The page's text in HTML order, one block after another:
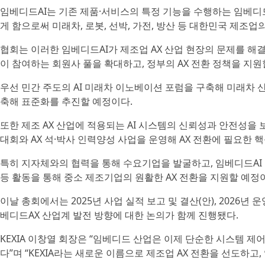
임베디드AI는 기존 제품·서비스의 특정 기능을 수행하는 임베
게 함으로써 미래차, 로봇, 선박, 가전, 방산 등 대한민국 제조
협회는 이러한 임베디드AI가 제조업 AX 산업 현장의 문제를
이 참여하는 회원사 풀을 확대하고, 정부의 AX 전환 정책을 지
우선 민간 주도의 AI 미래차 이노베이션 포럼을 구축해 미래차
축해 표준화를 추진할 예정이다.
또한 제조 AX 산업에 적용되는 AI 시스템의 신뢰성과 안전성을
대회와 AX 석·박사 인력양성 사업을 운영해 AX 전환에 필요한
특히 지자체와의 협력을 통해 수요기업을 발굴하고, 임베디드
등 활동을 통해 중소 제조기업의 원활한 AX 전환을 지원할 예정
이날 총회에서는 2025년 사업 실적 보고 및 결산(안), 2026년
베디드AX 산업계 발전 방향에 대한 논의가 함께 진행됐다.
KEXIA 이창열 회장은 “임베디드 산업은 이제 단순한 시스템
다”며 “KEXIA라는 새로운 이름으로 제조업 AX 전환을 선도하